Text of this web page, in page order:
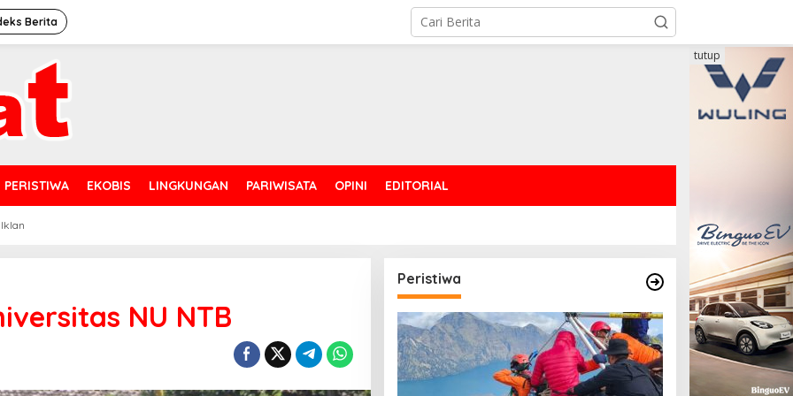
Berita
PERISTIWA EKOBIS LINGKUNGAN PARIWISATA OPINI EDITORIAL
tutup
NU NTB
Peristiwa